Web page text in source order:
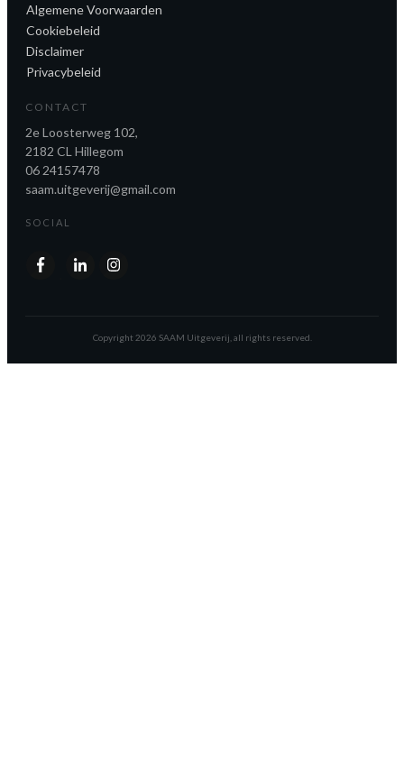
Algemene Voorwaarden
Cookiebeleid
Disclaimer
Privacybeleid
CONTACT
2e Loosterweg 102,
2182 CL Hillegom
06 24157478
saam.uitgeverij@gmail.com
SOCIAL
Copyright2026 SAAM Uitgeverij , all rights reserved.